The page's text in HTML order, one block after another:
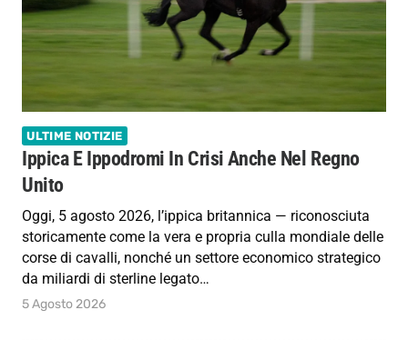
ULTIME NOTIZIE
Ippica E Ippodromi In Crisi Anche Nel Regno
Unito
Oggi, 5 agosto 2026, l’ippica britannica — riconosciuta
storicamente come la vera e propria culla mondiale delle
corse di cavalli, nonché un settore economico strategico
da miliardi di sterline legato…
5 Agosto 2026